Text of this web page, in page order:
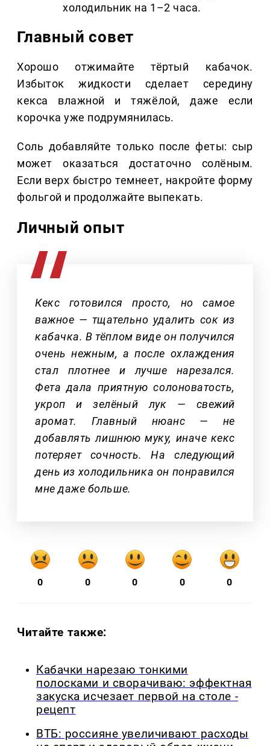
холодильник на 1–2 часа.
Главный совет
Хорошо отжимайте тёртый кабачок.
Избыток жидкости сделает середину
кекса влажной и тяжёлой, даже если
корочка уже подрумянилась.
Соль добавляйте только после феты: сыр
может оказаться достаточно солёным.
Если верх быстро темнеет, накройте форму
фольгой и продолжайте выпекать.
Личный опыт
Кекс готовился просто, но самое
важное — тщательно удалить сок из
кабачка. В тёплом виде он получился
очень нежным, а после охлаждения
стал плотнее и лучше нарезался.
Фета дала приятную солоноватость,
укроп и зелёный лук — свежий
аромат. Главный нюанс — не
добавлять лишнюю муку, иначе кекс
потеряет сочность. На следующий
день из холодильника он понравился
мне даже больше.
0 0 0 0 0
Читайте также:
Кабачки нарезаю тонкими
полосками и сворачиваю: эффектная
закуска исчезает первой на столе -
рецепт
ВТБ: россияне увеличивают расходы